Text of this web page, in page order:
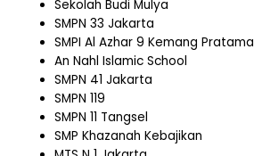
Sekolah Budi Mulya
SMPN 33 Jakarta
SMPI Al Azhar 9 Kemang Pratama
An Nahl Islamic School
SMPN 41 Jakarta
SMPN 119
SMPN 11 Tangsel
SMP Khazanah Kebajikan